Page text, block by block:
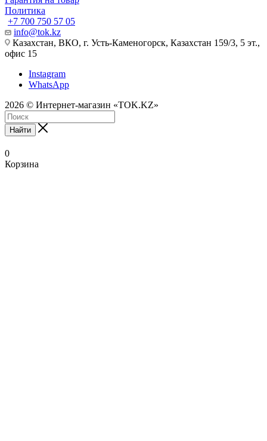
Политика
+7 700 750 57 05
info@tok.kz
Казахстан, ВКО, г. Усть-Каменогорск, Казахстан 159/3, 5 эт.,
офис 15
Instagram
WhatsApp
2026 © Интернет-магазин «TOK.KZ»
Найти
0
Корзина